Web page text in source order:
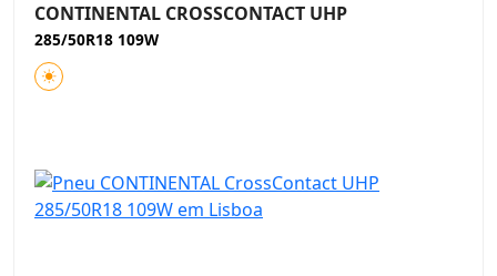
CONTINENTAL CROSSCONTACT UHP
285/50R18 109W